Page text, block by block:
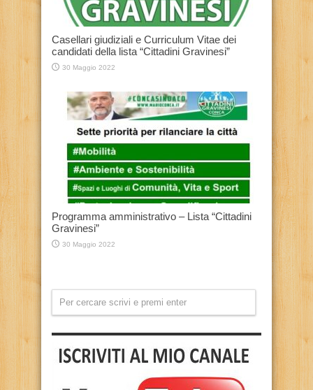
Casellari giudiziali e Curriculum Vitae dei
candidati della lista “Cittadini Gravinesi”
30 Maggio 2022
Programma amministrativo – Lista “Cittadini
Gravinesi”
30 Maggio 2022